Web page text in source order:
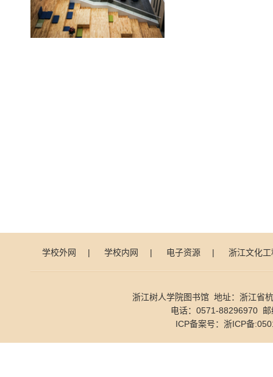
学校外网 | 学校内网 | 电子资源 | 浙江文化工
浙江树人学院图书馆 地址：浙江省
电话：0571-88296970 邮
ICP备案号： 浙ICP备